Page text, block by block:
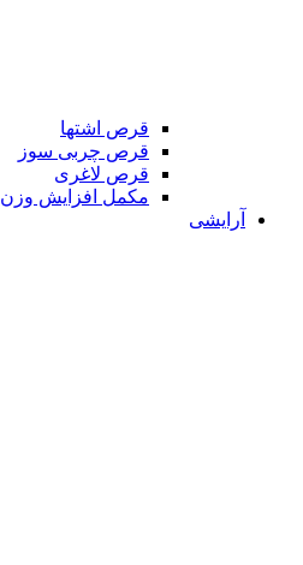
قرص اشتها
قرص چربی سوز
قرص لاغری
مکمل افزایش وزن
آرایشی